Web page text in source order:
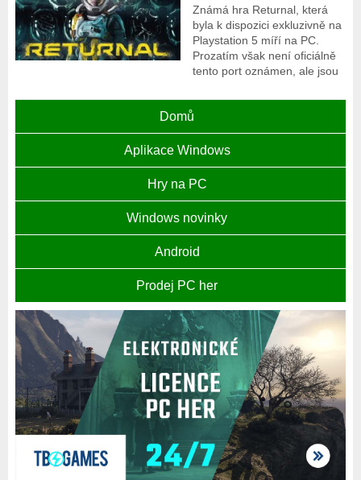
Známá hra Returnal, která
byla k dispozici exkluzivně na
Playstation 5 míří na PC.
Prozatím však není oficiálně
tento port oznámen, ale jsou
Domů
Aplikace Windows
Hry na PC
Windows novinky
Android
Prodej PC her